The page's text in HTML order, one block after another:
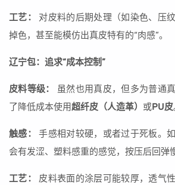
工艺：
对皮料的后期处理（如染色、压
掉色，甚至能模仿出真皮特有的“肉感”。
辽宁包：追求“成本控制”
皮料等级： 虽然也用真皮，但多为普通
了降低成本使用超纤皮（人造革） 或PU皮
触感：
手感相对较硬，或者过于死板。
会有发涩、塑料感重的感觉，按压后回弹
工艺：
皮料表面的涂层可能较厚，透气